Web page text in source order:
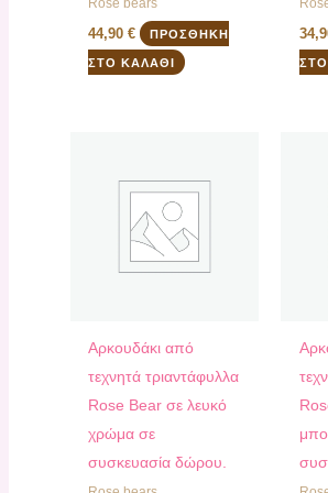
44,90€ ΠΡΟΣΘΉΚΗ
ΣΤΟ ΚΑΛΆΘΙ
Αρκουδάκι από
τεχνητά τριαντάφυλλα
Rose Bear σε λευκό
χρώμα σε
συσκευασία δώρου.